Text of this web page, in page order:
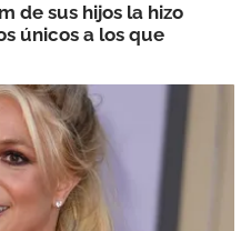
de sus hijos la hizo
únicos a los que